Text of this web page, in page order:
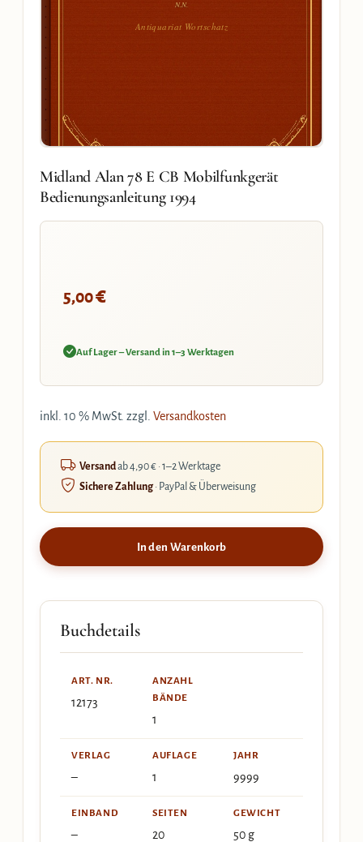
N.N.
Antiquariat Wortschatz
Midland Alan 78 E CB Mobilfunkgerät
Bedienungsanleitung 1994
5,00€
Auf Lager – Versand in 1–3 Werktagen
inkl. 10 % MwSt. zzgl. Versandkosten
Versandab 4,90 € · 1–2 Werktage
Sichere Zahlung· PayPal & Überweisung
In den Warenkorb
Buchdetails
ART. NR.
12173
ANZAHL
BÄNDE
1
VERLAG
–
AUFLAGE
1
JAHR
9999
EINBAND
–
SEITEN
20
GEWICHT
50 g